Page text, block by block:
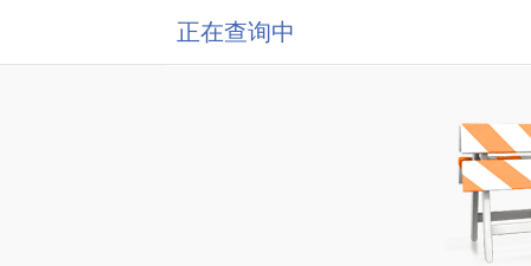
正在查询中